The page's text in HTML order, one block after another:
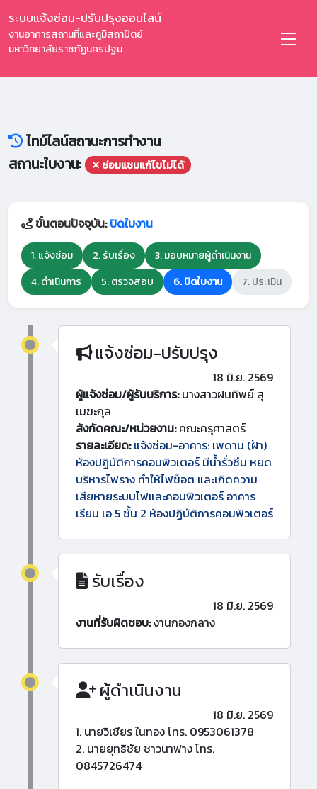
ระบบแจ้งซ่อม-ปรับปรุงออนไลน์
งานอาคารสถานที่และภูมิสถาปัตย์
มหาวิทยาลัยราชภัฏนครปฐม
ไทม์ไลน์สถานะการทำงาน
สถานะใบงาน:
ซ่อมแซมแก้ไขไม่ได้
ขั้นตอนปัจจุบัน:ปิดใบงาน
1. แจ้งซ่อม 2. รับเรื่อง
3. มอบหมายผู้ดำเนินงาน
4. ดำเนินการ
5. ตรวจสอบ 6. ปิดใบงาน 7. ประเมิน
แจ้งซ่อม-ปรับปรุง
18 มิ.ย. 2569
ผู้แจ้งซ่อม/ผู้รับบริการ:นางสาวฝนทิพย์ สุ
เมฆะกุล
สังกัดคณะ/หน่วยงาน:คณะครุศาสตร์
รายละเอียด: แจ้งซ่อม-อาคาร: เพดาน (ฝ้า)
ห้องปฏิบัติการคอมพิวเตอร์ มีน้ำรั่วซึม หยด
บริหารไฟราง ทำให้ไฟช็อต และเกิดความ
เสียหายระบบไฟและคอมพิวเตอร์ อาคาร
เรียน เอ 5 ชั้น 2 ห้องปฏิบัติการคอมพิวเตอร์
รับเรื่อง
18 มิ.ย. 2569
งานที่รับผิดชอบ:งานกองกลาง
ผู้ดำเนินงาน
18 มิ.ย. 2569
1. นายวิเชียร ในทอง โทร. 0953061378
2. นายยุทธิชัย ชาวนาฟาง โทร.
0845726474